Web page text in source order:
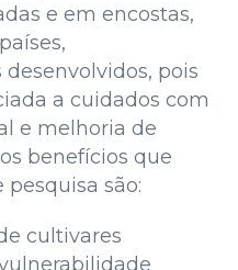
e em encostas,
pois
a cuidados com
e melhoria de
benefícios que
são:
cultivares